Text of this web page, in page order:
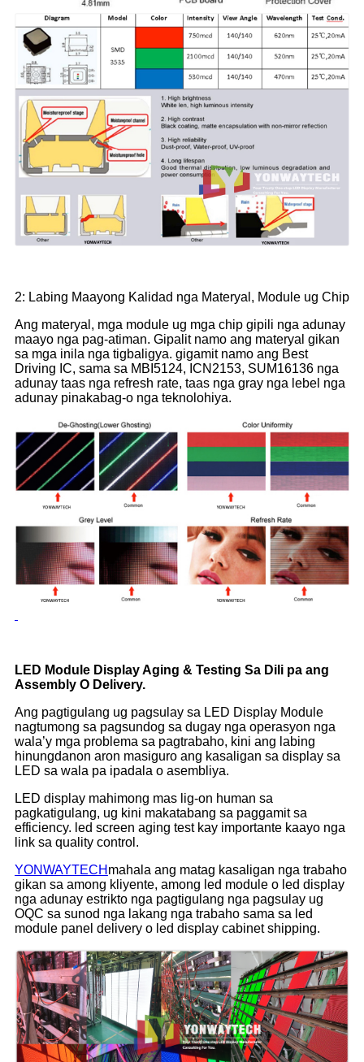
2: Labing Maayong Kalidad nga Materyal, Module ug Chip
Ang materyal, mga module ug mga chip gipili nga adunay
maayo nga pag-atiman. Gipalit namo ang materyal gikan
sa mga inila nga tigbaligya. gigamit namo ang Best
Driving IC, sama sa MBI5124, ICN2153, SUM16136 nga
adunay taas nga refresh rate, taas nga gray nga lebel nga
adunay pinakabag-o nga teknolohiya.
LED Module Display Aging & Testing Sa Dili pa ang
Assembly O Delivery.
Ang pagtigulang ug pagsulay sa LED Display Module
nagtumong sa pagsundog sa dugay nga operasyon nga
wala’y mga problema sa pagtrabaho, kini ang labing
hinungdanon aron masiguro ang kasaligan sa display sa
LED sa wala pa ipadala o asembliya.
LED display mahimong mas lig-on human sa
pagkatigulang, ug kini makatabang sa paggamit sa
efficiency. led screen aging test kay importante kaayo nga
link sa quality control.
YONWAYTECH mahala ang matag kasaligan nga trabaho
gikan sa among kliyente, among led module o led display
nga adunay estrikto nga pagtigulang nga pagsulay ug
OQC sa sunod nga lakang nga trabaho sama sa led
module panel delivery o led display cabinet shipping.